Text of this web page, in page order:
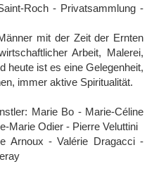
Roch - Privatsammlung -
mit der Zeit der Ernten
Arbeit, Malerei,
heute ist es eine Gelegenheit,
immer aktive Spiritualität.
Marie Bo - Marie-Céline
Marie Odier - Pierre Veluttini
Arnoux - Valérie Dragacci -